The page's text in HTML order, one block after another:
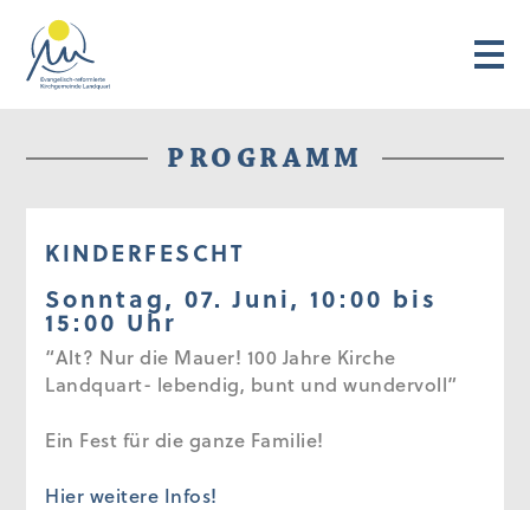
PROGRAMM
KINDERFESCHT
Sonntag, 07. Juni, 10:00 bis
15:00 Uhr
“Alt? Nur die Mauer! 100 Jahre Kirche
Landquart- lebendig, bunt und wundervoll”
Ein Fest für die ganze Familie!
Hier weitere Infos!